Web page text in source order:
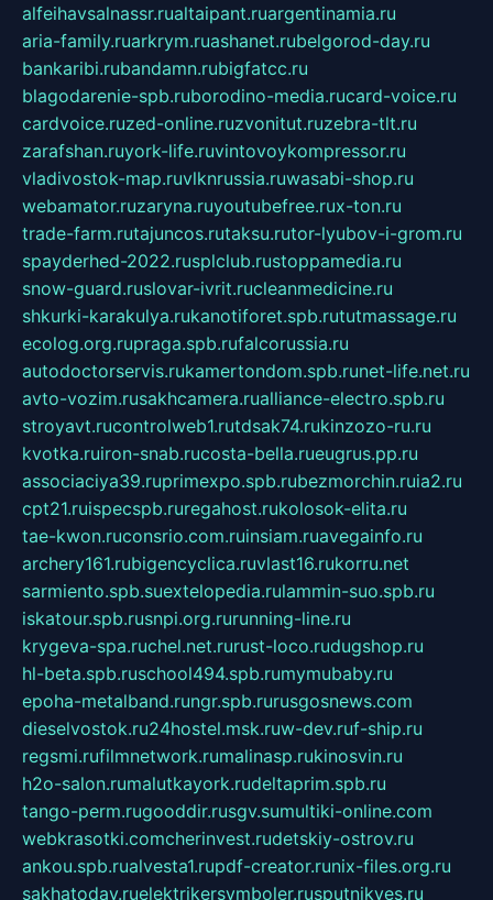
alfeihavsalnassr.rualtaipant.ruargentinamia.ru
aria-family.ruarkrym.ruashanet.rubelgorod-day.ru
bankaribi.rubandamn.rubigfatcc.ru
blagodarenie-spb.ruborodino-media.rucard-voice.ru
cardvoice.ruzed-online.ruzvonitut.ruzebra-tlt.ru
zarafshan.ruyork-life.ruvintovoykompressor.ru
vladivostok-map.ruvlknrussia.ruwasabi-shop.ru
webamator.ruzaryna.ruyoutubefree.rux-ton.ru
trade-farm.rutajuncos.rutaksu.rutor-lyubov-i-grom.ru
spayderhed-2022.rusplclub.rustoppamedia.ru
snow-guard.ruslovar-ivrit.rucleanmedicine.ru
shkurki-karakulya.rukanotiforet.spb.rututmassage.ru
ecolog.org.rupraga.spb.rufalcorussia.ru
autodoctorservis.rukamertondom.spb.runet-life.net.ru
avto-vozim.rusakhcamera.rualliance-electro.spb.ru
stroyavt.rucontrolweb1.rutdsak74.rukinzozo-ru.ru
kvotka.ruiron-snab.rucosta-bella.rueugrus.pp.ru
associaciya39.ruprimexpo.spb.rubezmorchin.ruia2.ru
cpt21.ruispecspb.ruregahost.rukolosok-elita.ru
tae-kwon.ruconsrio.com.ruinsiam.ruavegainfo.ru
archery161.rubigencyclica.ruvlast16.rukorru.net
sarmiento.spb.suextelopedia.rulammin-suo.spb.ru
iskatour.spb.rusnpi.org.rurunning-line.ru
krygeva-spa.ruchel.net.rurust-loco.rudugshop.ru
hl-beta.spb.ruschool494.spb.rumymubaby.ru
epoha-metalband.rungr.spb.rurusgosnews.com
dieselvostok.ru24hostel.msk.ruw-dev.ruf-ship.ru
regsmi.rufilmnetwork.rumalinasp.rukinosvin.ru
h2o-salon.rumalutkayork.rudeltaprim.spb.ru
tango-perm.rugooddir.rusgv.sumultiki-online.com
webkrasotki.comcherinvest.rudetskiy-ostrov.ru
ankou.spb.rualvesta1.rupdf-creator.runix-files.org.ru
sakhatoday.ruelektrikersymboler.rusputnikyes.ru